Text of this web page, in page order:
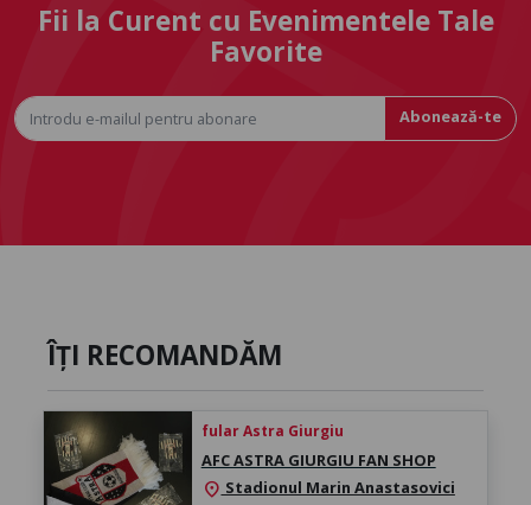
Fii la Curent cu Evenimentele Tale
Favorite
Abonează-te
ÎȚI RECOMANDĂM
fular Astra Giurgiu
AFC ASTRA GIURGIU FAN SHOP
location_on Stadionul Marin Anastasovici